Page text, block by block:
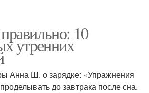
10
утренних
Анна Ш. о зарядке: «Упражнения
до завтрака после сна.